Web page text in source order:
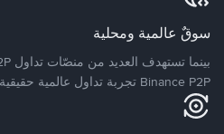
سوقٌ عالمية ومحلية
Binance P2P تجربة تداول عالمية حقيقية وتدعم أكثر من 70 عملة محلية.